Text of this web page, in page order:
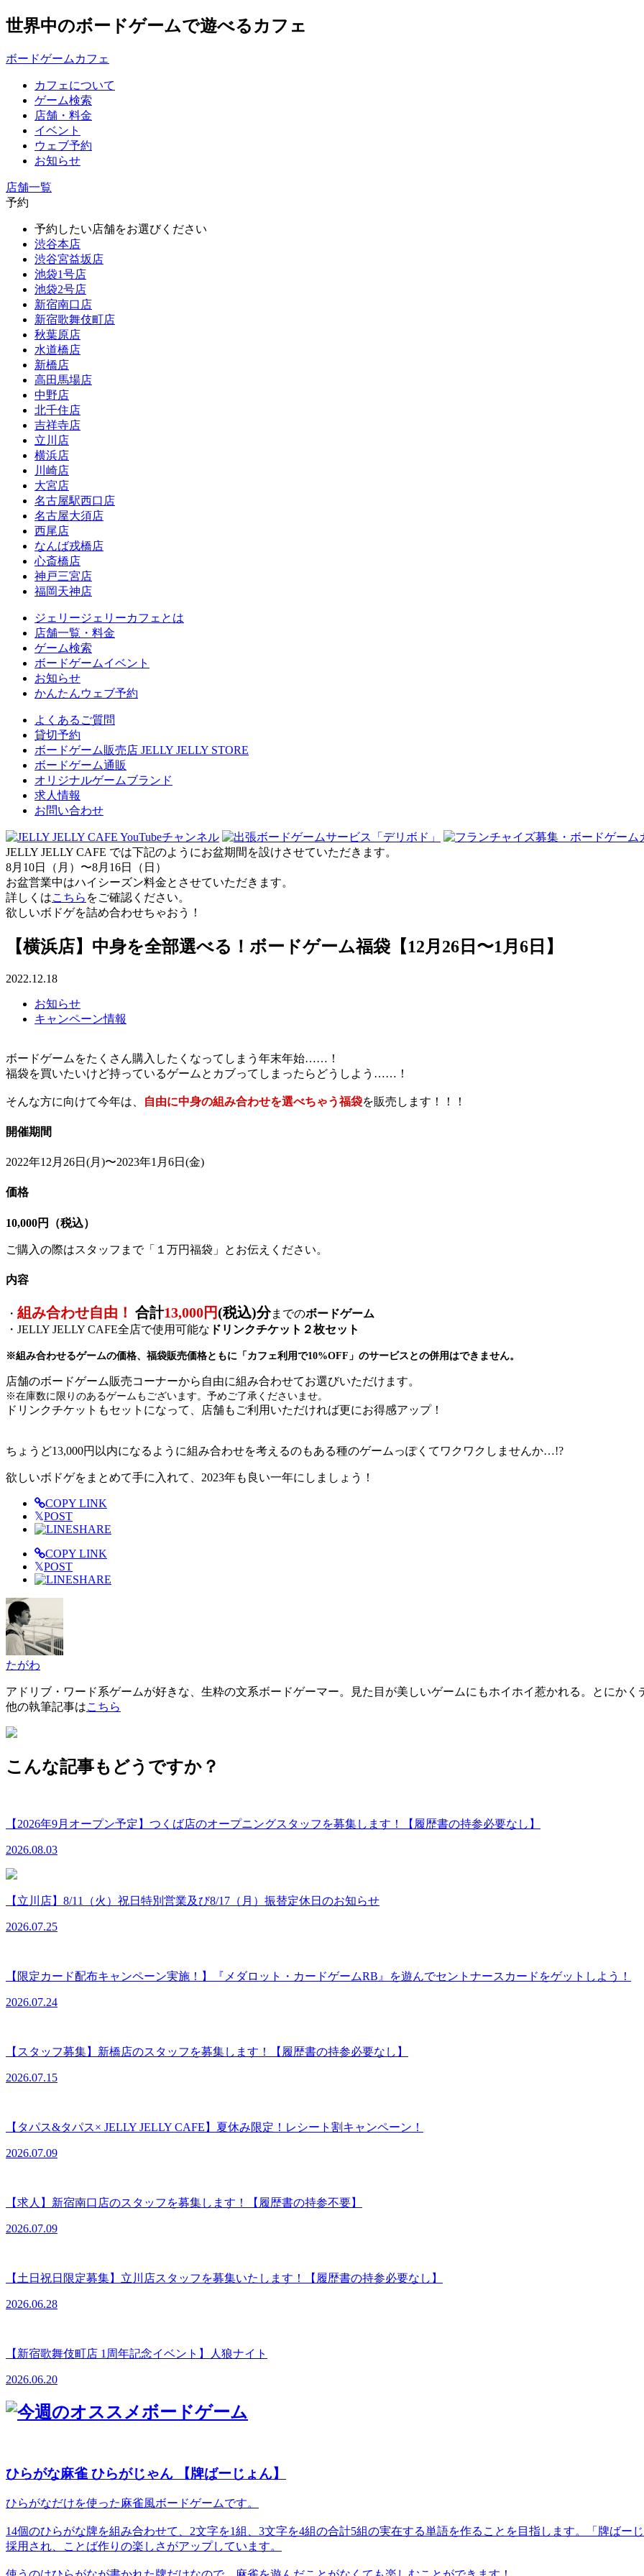
世界中のボードゲームで遊べるカフェ
ボードゲームカフェ
カフェについて
ゲーム検索
店舗・料金
イベント
ウェブ予約
お知らせ
店舗一覧
予約
予約したい店舗をお選びください
渋谷本店
渋谷宮益坂店
池袋1号店
池袋2号店
新宿南口店
新宿歌舞伎町店
秋葉原店
水道橋店
新橋店
高田馬場店
中野店
北千住店
吉祥寺店
立川店
横浜店
川崎店
大宮店
名古屋駅西口店
名古屋大須店
西尾店
なんば戎橋店
心斎橋店
神戸三宮店
福岡天神店
ジェリージェリーカフェとは
店舗一覧・料金
ゲーム検索
ボードゲームイベント
お知らせ
かんたんウェブ予約
よくあるご質問
貸切予約
ボードゲーム販売店 JELLY JELLY STORE
ボードゲーム通販
オリジナルゲームブランド
求人情報
お問い合わせ
JELLY JELLY CAFE では下記のようにお盆期間を設けさせていただきます。
8月10日（月）〜8月16日（日）
お盆営業中はハイシーズン料金とさせていただきます。
詳しくはこちら をご確認ください。
欲しいボドゲを詰め合わせちゃおう！
【横浜店】中身を全部選べる！ボードゲーム福袋【12月26日〜1月6日】
2022.12.18
お知らせ
キャンペーン情報
ボードゲームをたくさん購入したくなってしまう年末年始……！
福袋を買いたいけど持っているゲームとカブってしまったらどうしよう……！
そんな方に向けて今年は、 自由に中身の組み合わせを選べちゃう福袋を販売します！！！
開催期間
2022年12月26日(月)〜2023年1月6日(金)
価格
10,000円（税込）
ご購入の際はスタッフまで「１万円福袋」とお伝えください。
内容
・ 組み合わせ自由！ 合計13,000円(税込)分までのボードゲーム
・JELLY JELLY CAFE全店で使用可能な ドリンクチケット２枚セット
※組み合わせるゲームの価格、福袋販売価格ともに「カフェ利用で10%OFF」のサービスとの併用はできません。
店舗のボードゲーム販売コーナーから自由に組み合わせてお選びいただけます。
※在庫数に限りのあるゲームもございます。予めご了承くださいませ。
ドリンクチケットもセットになって、店舗もご利用いただければ更にお得感アップ！
ちょうど13,000円以内になるように組み合わせを考えるのもある種のゲームっぽくてワクワクしませんか…!?
欲しいボドゲをまとめて手に入れて、2023年も良い一年にしましょう！
COPY LINK
𝕏POST
SHARE
COPY LINK
𝕏POST
SHARE
たがわ
アドリブ・ワード系ゲームが好きな、生粋の文系ボードゲーマー。見た目が美しいゲームにもホイホイ惹かれる。とにかく
他の執筆記事はこちら
こんな記事もどうですか？
【2026年9月オープン予定】つくば店のオープニングスタッフを募集します！【履歴書の持参必要なし】
2026.08.03
【立川店】8/11（火）祝日特別営業及び8/17（月）振替定休日のお知らせ
2026.07.25
【限定カード配布キャンペーン実施！】『メダロット・カードゲームRB』を遊んでセントナースカードをゲットしよう！
2026.07.24
【スタッフ募集】新橋店のスタッフを募集します！【履歴書の持参必要なし】
2026.07.15
【タパス&タパス× JELLY JELLY CAFE】夏休み限定！レシート割キャンペーン！
2026.07.09
【求人】新宿南口店のスタッフを募集します！【履歴書の持参不要】
2026.07.09
【土日祝日限定募集】立川店スタッフを募集いたします！【履歴書の持参必要なし】
2026.06.28
【新宿歌舞伎町店 1周年記念イベント】人狼ナイト
2026.06.20
ひらがな麻雀 ひらがじゃん 【牌ばーじょん】
ひらがなだけを使った麻雀風ボードゲームです。
14個のひらがな牌を組み合わせて、2文字を1組、3文字を4組の合計5組の実在する単語を作ることを目指します。「牌ばー
採用され、ことば作りの楽しさがアップしています。